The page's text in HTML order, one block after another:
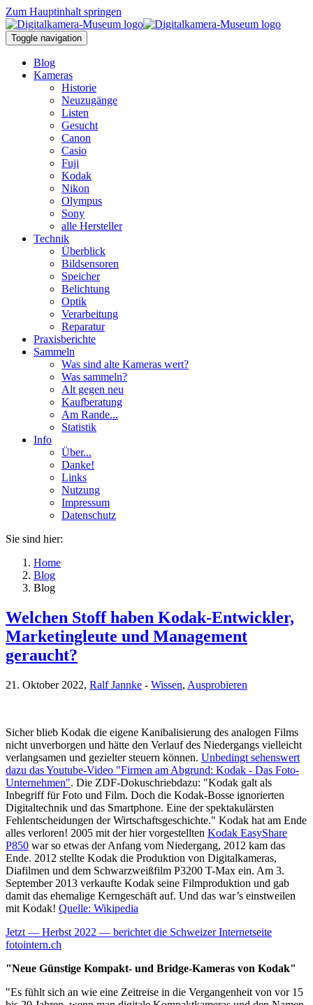
Zum Hauptinhalt springen
Toggle navigation
Blog
Kameras
Historie
Neuzugänge
Listen
Gesucht
Canon
Casio
Fuji
Kodak
Nikon
Olympus
Sony
alle Hersteller
Technik
Überblick
Bildsensoren
Speicher
Belichtung
Optik
Verarbeitung
Reparatur
Praxisberichte
Sammeln
Was sind alte Kameras wert?
Was sammeln?
Alt gegen neu
Kaufberatung
Am Rande...
Statistik
Info
Über...
Danke!
Links
Nutzung
Impressum
Datenschutz
Sie sind hier:
Home
Blog
Blog
Welchen Stoff haben Kodak-Entwickler,
Marketingleute und Management
geraucht?
21. Oktober 2022, Ralf Jannke - Wissen, Ausprobieren
Sicher blieb Kodak die eigene Kanibalisierung des analogen Films
nicht unverborgen und hätte den Verlauf des Niedergangs vielleicht
verlangsamen und gezielter steuern können. Unbedingt sehenswert
dazu das Youtube-Video "Firmen am Abgrund: Kodak - Das Foto-
Unternehmen". Die ZDF-Dokuschriebdazu: "Kodak galt als
Inbegriff für Foto und Film. Doch die Kodak-Bosse ignorierten
Digitaltechnik und das Smartphone. Eine der spektakulärsten
Fehlentscheidungen der Wirtschaftsgeschichte." Kodak hat am Ende
alles verloren! 2005 mit der hier vorgestellten Kodak EasyShare
P850 war so etwas der Anfang vom Niedergang, 2012 kam das
Ende. 2012 stellte Kodak die Produktion von Digitalkameras,
Diafilmen und dem Schwarzweißfilm P3200 T-Max ein. Am 3.
September 2013 verkaufte Kodak seine Filmproduktion und gab
damit das ehemalige Kerngeschäft auf. Und das war’s einstweilen
mit Kodak! Quelle: Wikipedia
Jetzt — Herbst 2022 — berichtet die Schweizer Internetseite
fotointern.ch
"Neue Günstige Kompakt- und Bridge-Kameras von Kodak"
"Es fühlt sich an wie eine Zeitreise in die Vergangenheit von vor 15